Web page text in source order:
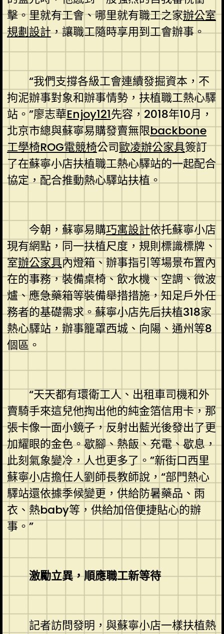
擊。里就有工會、哪里就有職工之家辦公室
規劃設計，讓職工隨時享用到工會辦事。
“我們支撐各級工會連續發掘資本，不
拘泥辦事對象和辦事情勢，扶植職工熱心驛
站。”廖志華Enjoy121先容，2018年10月，
北京市總與蘇寧易購發賣無限backbone
工學椅ROG電競椅公司歐凌辦公家具簽訂
了在蘇寧小店扶植職工熱心驛站的一起配合
協定，配合推動熱心驛站扶植。
今朝，蘇寧易購巧寓設計依托蘇寧小店
現有網點，同一扶植尺度，規則標識標牌、
室辦公家具內燈箱、辦事指引等場景布置內
在的事務，裝備桌椅、飲水機、空調、微波
爐、應急藥箱等裝備舉措措施，知足戶外任
務者的基礎需求。蘇寧小店先后扶植318家
熱心驛站，辦事籠罩西城、向陽、通州等8
個區。
“天天都有環衛工人、出租車司機和外
賣騎手來這兒他掏出他的純金箔信用卡，那
張卡像一面小鏡子，反射出藍光後發出了更
加耀眼的金色。歇腳、熱飯、充電、歇息，
此刻氣象變冷，人也更多了。”新街口西里
蘇寧小店擔任人劉師長教師說，“部門熱心
驛站還依據季候變更，供給防暑藥品、雨
衣、熱baby等，供給加倍便捷貼心的辦
事。”
激勵立異，順應職工新等待
記者訪問發明，與蘇寧小店一樣扶植熱